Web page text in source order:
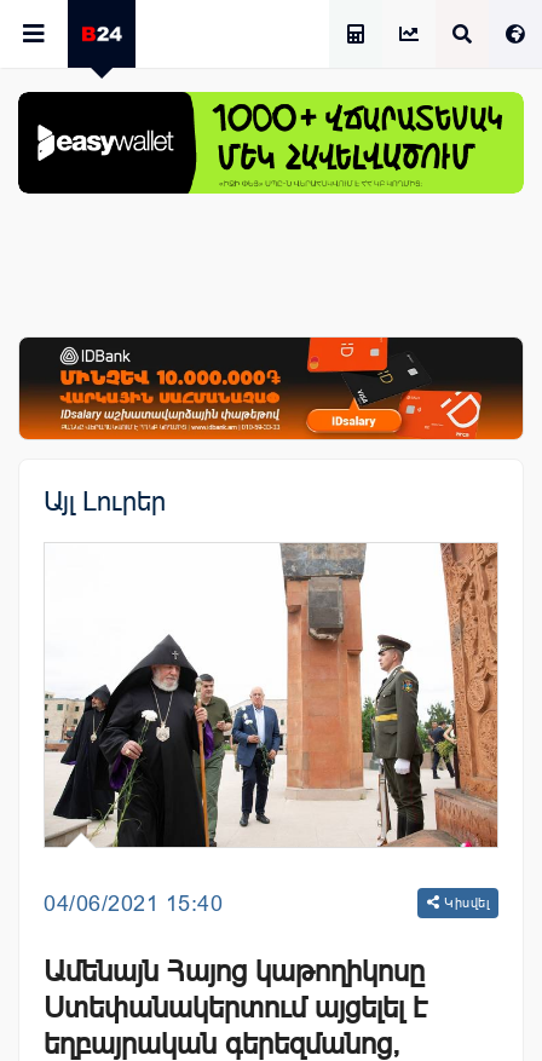
Այլ Լուրեր
04/06/2021 15:40 Կիսվել
Ամենայն Հայոց կաթողիկոսը
Ստեփանակերտում այցելել է
եղբայրական գերեզմանոց,